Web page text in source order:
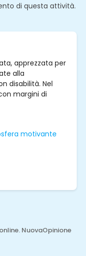
di questa attività.
apprezzata per
alla
disabilità. Nel
margini di
motivante
NuovaOpinione